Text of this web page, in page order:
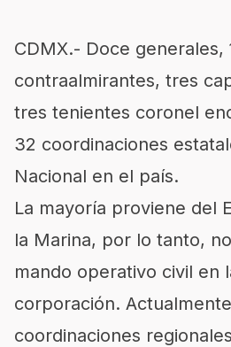
CDMX.- Doce generales,
contraalmirantes, tres
tres tenientes coronel
32 coordinaciones
Nacional en el país.
La mayoría proviene del
la Marina, por lo tanto,
mando operativo civil en
corporación.
coordinaciones